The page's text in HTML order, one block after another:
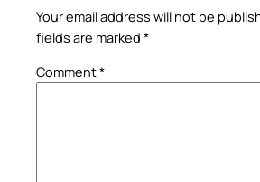
Your email address will not be
fields are marked *
Comment*